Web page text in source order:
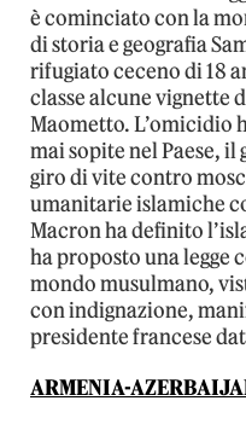
è cominciato con la
di storia e geografia
rifugiato ceceno di 18
classe alcune vignette
Maometto. L’omicidio
mai sopite nel Paese,
giro di vite contro
umanitarie islamiche
Macron ha definito
ha proposto una legge
mondo musulmano,
con indignazione,
presidente francese
ARMENIA-